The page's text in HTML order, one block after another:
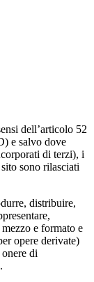
dell’articolo 52
e salvo dove
di terzi), i
sono rilasciati
distribuire,
e formato e
opere derivate)
di